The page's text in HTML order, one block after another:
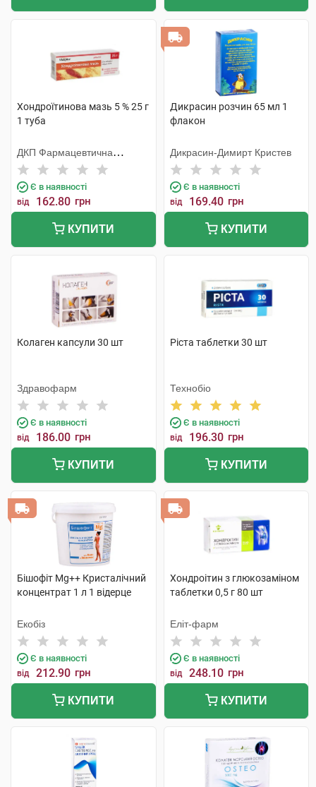
Хондроїтинова мазь 5 % 25 г
1 туба
ДКП Фармацевтична
фабрика
Є в наявності
від 162.80 грн
КУПИТИ
Дикрасин розчин 65 мл 1
флакон
Дикрасин-Димирт Кристев
Є в наявності
від 169.40 грн
КУПИТИ
Колаген капсули 30 шт
Здравофарм
Є в наявності
від 186.00 грн
КУПИТИ
Ріста таблетки 30 шт
Технобіо
Є в наявності
від 196.30 грн
КУПИТИ
Бішофіт Mg++ Кристалічний
концентрат 1 л 1 відерце
Екобіз
Є в наявності
від 212.90 грн
КУПИТИ
Хондроітин з глюкозаміном
таблетки 0,5 г 80 шт
Еліт-фарм
Є в наявності
від 248.10 грн
КУПИТИ